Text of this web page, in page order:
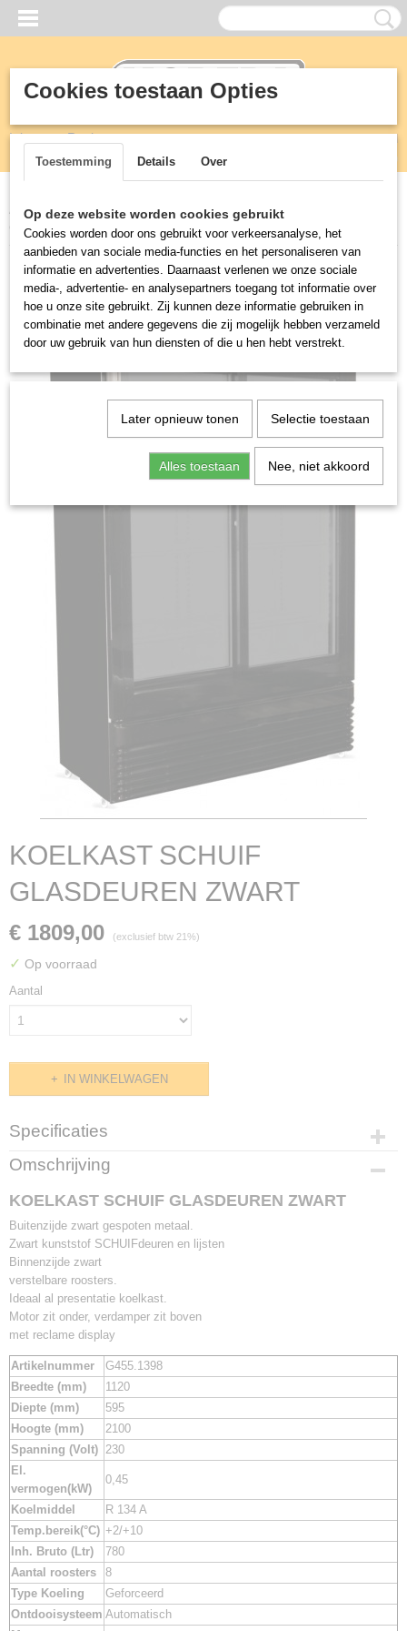
Inloggen Registreren
(0)
Home >Koeling>Koelkast glasdeur> KOELKAST SCHUIF
GLASDEUREN ZWART
KOELKAST SCHUIF
GLASDEUREN ZWART
€ 1809,00 (exclusief btw 21%)
✓ Op voorraad
Aantal
IN WINKELWAGEN
Specificaties
Productcode
Omschrijving
KOELKAST SCHUIF GLASDEUREN ZWART
Buitenzijde zwart gespoten metaal.
Zwart kunststof SCHUIFdeuren en lijsten
Binnenzijde zwart
verstelbare roosters.
Ideaal al presentatie koelkast.
Motor zit onder, verdamper zit boven
met reclame display
Artikelnummer
G455.1398
Breedte (mm)
1120
Diepte (mm)
595
Hoogte (mm)
2100
Spanning (Volt) 230
El.
vermogen(kW)
0,45
Koelmiddel
R 134 A
Temp.bereik(°C) +2/+10
Inh. Bruto (Ltr)
780
Aantal roosters
8
Type Koeling
Geforceerd
Ontdooisysteem Automatisch
Cookies toestaan Opties
Toestemming Details Over
Op deze website worden cookies gebruikt
Cookies worden door ons gebruikt voor verkeersanalyse, het
aanbieden van sociale media-functies en het personaliseren van
informatie en advertenties. Daarnaast verlenen we onze sociale
media-, advertentie- en analysepartners toegang tot informatie over
hoe u onze site gebruikt. Zij kunnen deze informatie gebruiken in
combinatie met andere gegevens die zij mogelijk hebben verzameld
door uw gebruik van hun diensten of die u hen hebt verstrekt.
Later opnieuw tonen Selectie toestaan
Alles toestaan Nee, niet akkoord